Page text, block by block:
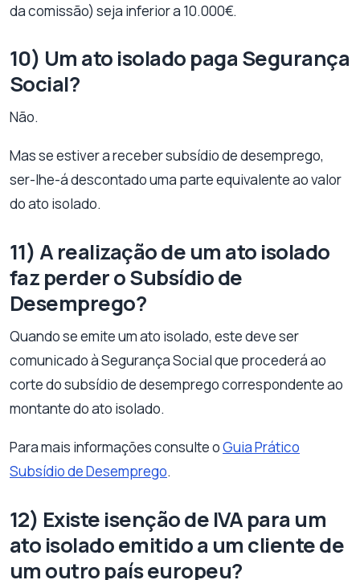
da comissão) seja inferior a 10.000€.
10) Um ato isolado paga Segurança
Social?
Não.
Mas se estiver a receber subsídio de desemprego,
ser-lhe-á descontado uma parte equivalente ao valor
do ato isolado.
11) A realização de um ato isolado
faz perder o Subsídio de
Desemprego?
Quando se emite um ato isolado, este deve ser
comunicado à Segurança Social que procederá ao
corte do subsídio de desemprego correspondente ao
montante do ato isolado.
Para mais informações consulte oGuia Prático
Subsídio de Desemprego.
12) Existe isenção de IVA para um
ato isolado emitido a um cliente de
um outro país europeu?